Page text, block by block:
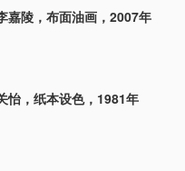
嘉陵，布面油画，2007年
怡，纸本设色，1981年